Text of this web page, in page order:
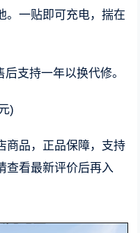
。一贴即可充电，揣在
支持一年以换代修。
)
商品，正品保障，支持
查看最新评价后再入